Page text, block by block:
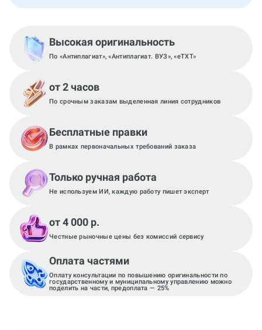
Высокая оригинальность
По «Антиплагиат», «Антиплагиат. ВУЗ», «eTXT»
от 2 часов
По срочным заказам выделенная линия сотрудников
Бесплатные правки
В рамках первоначальных требований заказа
Только ручная работа
Не используем ИИ, каждую работу пишет эксперт
от 4 000 р.
Честные рыночные цены без комиссий сервису
Оплата частями
Оплату консультации по повышению оригинальности по
государственному и муниципальному управлению можно
поделить на части, предоплата — 25%